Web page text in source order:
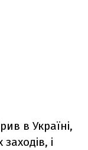
в Україні,
і